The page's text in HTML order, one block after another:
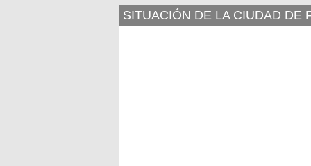
SITUACIÓN DE LA CIUDAD DE